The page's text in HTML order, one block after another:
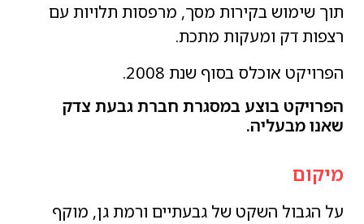
תוך שימוש בקירות מסך, מרפסות תלויות עם
רצפות דק ומעקות מתכת.
הפרויקט אוכלס בסוף שנת 2008.
הפרויקט בוצע במסגרת חברת גבעת צדק
שאנו מבעליה.
מיקום
על הגבול השקט של גבעתיים ורמת גן, מוקף